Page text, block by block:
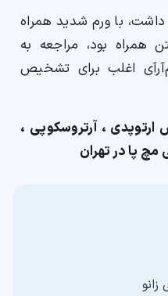
داشت، با ورم شدید همراه
همراه بود، مراجعه به
اغلب برای تشخیص
، آرتروسکوپی ،
پا در تهران